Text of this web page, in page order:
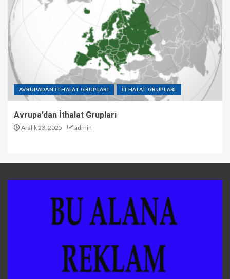
AVRUPADAN İTHALAT GRUPLARI İTHALAT GRUPLARI
Avrupa’dan İthalat Grupları
Aralık 23, 2025 admin